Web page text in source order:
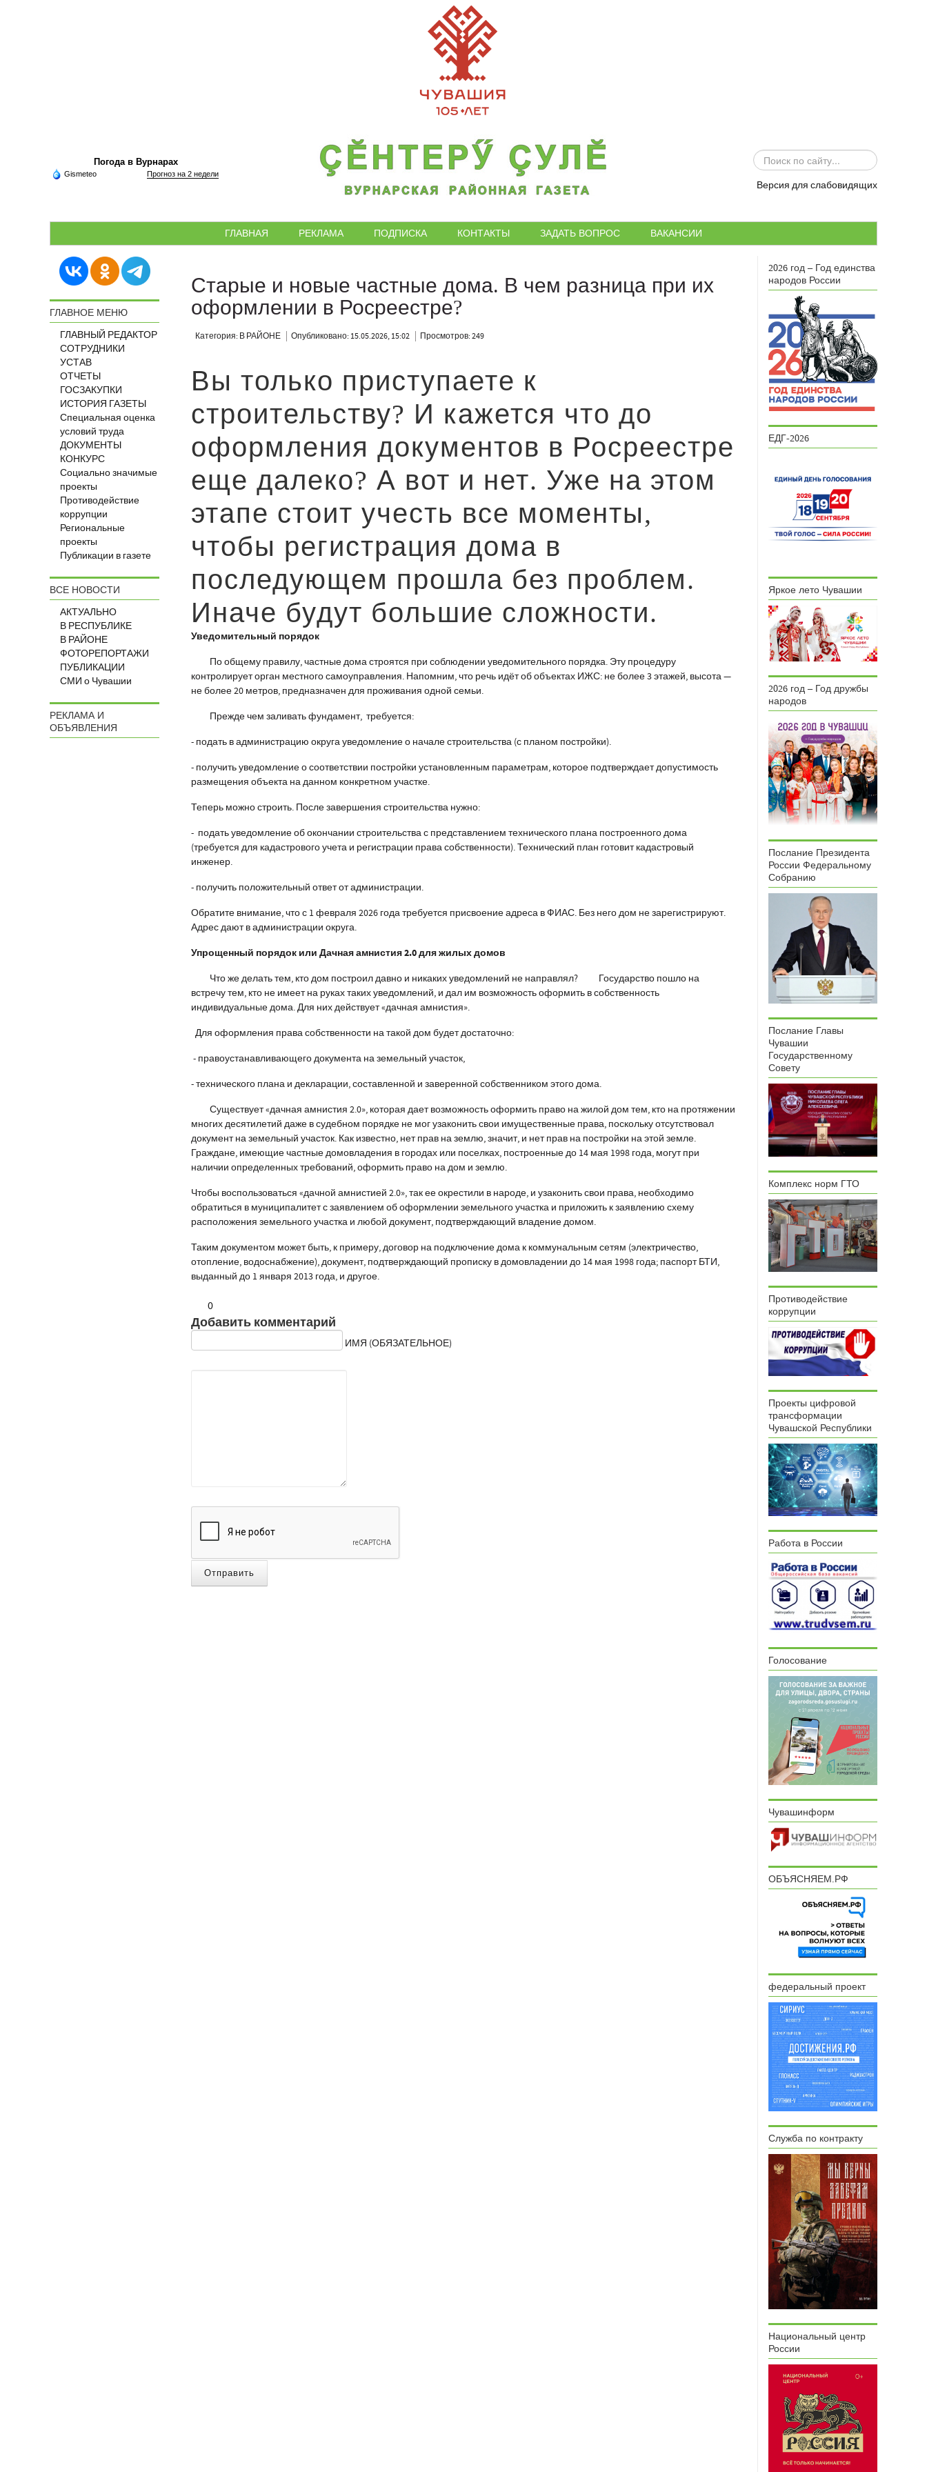
Погода в Вурнарах
Gismeteo Прогноз на 2 недели
ИСКАТЬ...
Версия для слабовидящих
ГЛАВНАЯ РЕКЛАМА ПОДПИСКА КОНТАКТЫ ЗАДАТЬ ВОПРОС ВАКАНСИИ
ГЛАВНОЕ МЕНЮ
ГЛАВНЫЙ РЕДАКТОР
СОТРУДНИКИ
УСТАВ
ОТЧЕТЫ
ГОСЗАКУПКИ
ИСТОРИЯ ГАЗЕТЫ
Специальная оценка
условий труда
ДОКУМЕНТЫ
КОНКУРС
Социально значимые
проекты
Противодействие
коррупции
Региональные
проекты
Публикации в газете
ВСЕ НОВОСТИ
АКТУАЛЬНО
В РЕСПУБЛИКЕ
В РАЙОНЕ
ФОТОРЕПОРТАЖИ
ПУБЛИКАЦИИ
СМИ о Чувашии
РЕКЛАМА И
ОБЪЯВЛЕНИЯ
Старые и новые частные дома. В чем разница при их
оформлении в Росреестре?
Категория: В РАЙОНЕ Опубликовано: 15.05.2026, 15:02 Просмотров: 249
Вы только приступаете к
строительству? И кажется что до
оформления документов в Росреестре
еще далеко? А вот и нет. Уже на этом
этапе стоит учесть все моменты,
чтобы регистрация дома в
последующем прошла без проблем.
Иначе будут большие сложности.
Уведомительный порядок
По общему правилу, частные дома строятся при соблюдении уведомительного порядка. Эту процедуру
контролирует орган местного самоуправления. Напомним, что речь идёт об объектах ИЖС: не более 3 этажей, высота —
не более 20 метров, предназначен для проживания одной семьи.
Прежде чем заливать фундамент, требуется:
- подать в администрацию округа уведомление о начале строительства (с планом постройки).
- получить уведомление о соответствии постройки установленным параметрам, которое подтверждает допустимость
размещения объекта на данном конкретном участке.
Теперь можно строить. После завершения строительства нужно:
- подать уведомление об окончании строительства с представлением технического плана построенного дома
(требуется для кадастрового учета и регистрации права собственности). Технический план готовит кадастровый
инженер.
- получить положительный ответ от администрации.
Обратите внимание, что с 1 февраля 2026 года требуется присвоение адреса в ФИАС. Без него дом не зарегистрируют.
Адрес дают в администрации округа.
Упрощенный порядок или Дачная амнистия 2.0 для жилых домов
Что же делать тем, кто дом построил давно и никаких уведомлений не направлял? Государство пошло на
встречу тем, кто не имеет на руках таких уведомлений, и дал им возможность оформить в собственность
индивидуальные дома. Для них действует «дачная амнистия».
Для оформления права собственности на такой дом будет достаточно:
- правоустанавливающего документа на земельный участок,
- технического плана и декларации, составленной и заверенной собственником этого дома.
Существует «дачная амнистия 2.0», которая дает возможность оформить право на жилой дом тем, кто на протяжении
многих десятилетий даже в судебном порядке не мог узаконить свои имущественные права, поскольку отсутствовал
документ на земельный участок. Как известно, нет прав на землю, значит, и нет прав на постройки на этой земле.
Граждане, имеющие частные домовладения в городах или поселках, построенные до 14 мая 1998 года, могут при
наличии определенных требований, оформить право на дом и землю.
Чтобы воспользоваться «дачной амнистией2.0», так ее окрестили в народе, и узаконить свои права, необходимо
обратиться в муниципалитет с заявлением об оформлении земельного участка и приложить к заявлению схему
расположения земельного участка и любой документ, подтверждающий владение домом.
Таким документом может быть, к примеру, договор на подключение дома к коммунальным сетям (электричество,
отопление, водоснабжение), документ, подтверждающий прописку в домовладении до 14 мая 1998 года; паспорт БТИ,
выданный до 1 января2013 года, и другое.
0
Добавить комментарий
ИМЯ (ОБЯЗАТЕЛЬНОЕ)
Отправить
2026 год – Год единства
народов России
ЕДГ-2026
Яркое лето Чувашии
2026 год – Год дружбы
народов
Послание Президента
России Федеральному
Собранию
Послание Главы
Чувашии
Государственному
Совету
Комплекс норм ГТО
Противодействие
коррупции
Проекты цифровой
трансформации
Чувашской Республики
Работа в России
Голосование
Чувашинформ
ОБЪЯСНЯЕМ.РФ
федеральный проект
Служба по контракту
Национальный центр
России